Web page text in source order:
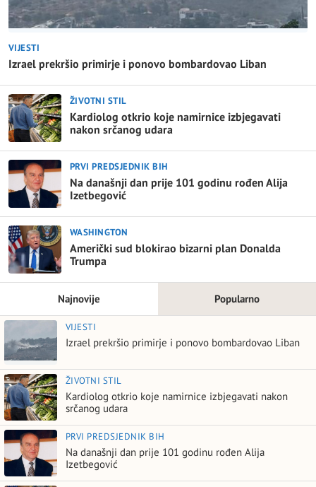
VIJESTI
Izrael prekršio primirje i ponovo bombardovao Liban
ŽIVOTNI STIL
Kardiolog otkrio koje namirnice izbjegavati
nakon srčanog udara
PRVI PREDSJEDNIK BIH
Na današnji dan prije 101 godinu rođen Alija
Izetbegović
WASHINGTON
Američki sud blokirao bizarni plan Donalda
Trumpa
Najnovije Popularno
VIJESTI
Izrael prekršio primirje i ponovo bombardovao Liban
ŽIVOTNI STIL
Kardiolog otkrio koje namirnice izbjegavati nakon
srčanog udara
PRVI PREDSJEDNIK BIH
Na današnji dan prije 101 godinu rođen Alija
Izetbegović